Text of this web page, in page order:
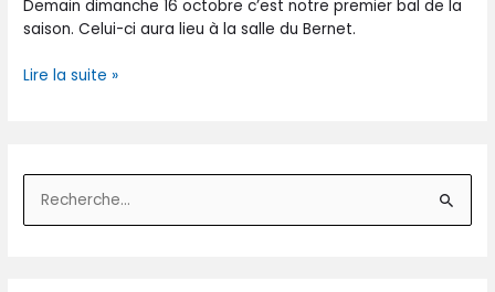
Demain dimanche 16 octobre c’est notre premier bal de la
saison. Celui-ci aura lieu à la salle du Bernet.
Lire la suite »